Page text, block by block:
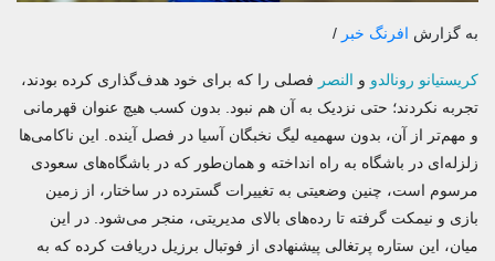
به گزارش افرنگ خبر /
کریستیانو رونالدو و النصر فصلی را که برای خود هدف‌گذاری کرده بودند،
تجربه نکردند؛ حتی نزدیک به آن هم نبود. بدون کسب هیچ عنوان قهرمانی
و مهم‌تر از آن، بدون سهمیه لیگ نخبگان آسیا در فصل آینده. این ناکامی‌ها
زلزله‌ای در باشگاه به راه انداخته و همان‌طور که در باشگاه‌های سعودی
مرسوم است، چنین وضعیتی به تغییرات گسترده در ساختار، از زمین
بازی و نیمکت گرفته تا رده‌های بالای مدیریتی، منجر می‌شود. در این
میان، این ستاره پرتغالی پیشنهادی از فوتبال برزیل دریافت کرده که به